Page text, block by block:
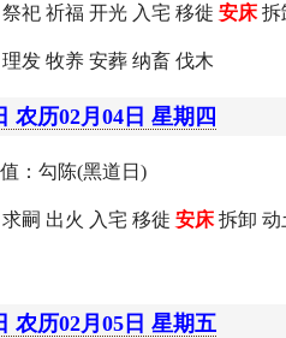
祀 祈福 开光 入宅 移徙 安床拆
发 牧养 安葬 纳畜 伐木
农历02月04日 星期四
：勾陈(黑道日)
嗣 出火 入宅 移徙 安床拆卸 动
农历02月05日 星期五